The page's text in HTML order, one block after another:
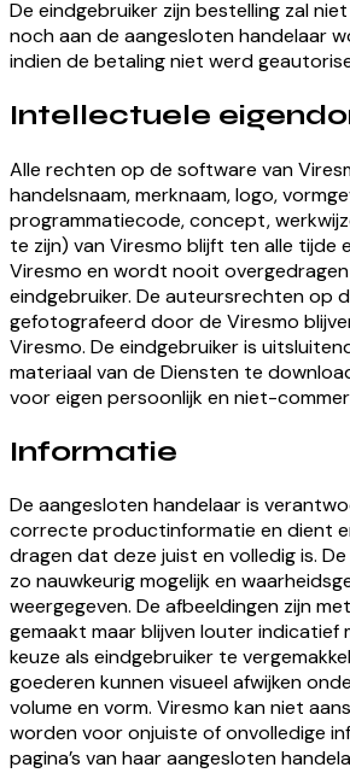
De eindgebruiker zijn bestelling zal
noch aan de aangesloten handelaar
indien de betaling niet werd
Intellectuele
Alle rechten op de software van
handelsnaam, merknaam, logo,
programmatiecode, concept,
te zijn) van Viresmo blijft ten alle tijde
Viresmo en wordt nooit
eindgebruiker. De auteursrechten op
gefotografeerd door de Viresmo
Viresmo. De eindgebruiker is
materiaal van de Diensten te
voor eigen persoonlijk en niet-
Informatie
De aangesloten handelaar is
correcte productinformatie en dient
dragen dat deze juist en volledig is.
zo nauwkeurig mogelijk en
weergegeven. De afbeeldingen zijn
gemaakt maar blijven louter indicatief
keuze als eindgebruiker te
goederen kunnen visueel afwijken
volume en vorm. Viresmo kan niet
worden voor onjuiste of onvolledige
pagina’s van haar aangesloten